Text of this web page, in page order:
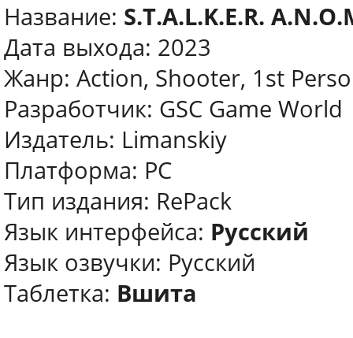
Название: S.T.A.L.K.E.R.
Дата выхода: 2023
Жанр: Action, Shooter, 1st
Разработчик: GSC Game World
Издатель: Limanskiy
Платформа: PC
Тип издания: RePack
Язык интерфейса: Русский
Язык озвучки: Русский
Таблетка: Вшита